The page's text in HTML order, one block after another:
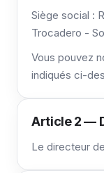
Siège social :
Trocadero -
Vous pouvez
indiqués ci-
Article 2 —
Le directeur